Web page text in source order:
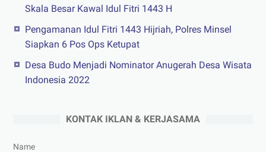
Skala Besar Kawal Idul Fitri 1443 H
Pengamanan Idul Fitri 1443 Hijriah, Polres Minsel
Siapkan 6 Pos Ops Ketupat
Desa Budo Menjadi Nominator Anugerah Desa Wisata
Indonesia 2022
KONTAK IKLAN & KERJASAMA
Name